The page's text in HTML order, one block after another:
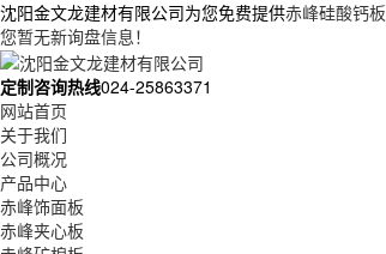
沈阳金文龙建材有限公司为您免费提供赤峰硅酸钙板
您暂无新询盘信息！
定制咨询热线024-25863371
网站首页
关于我们
公司概况
产品中心
赤峰饰面板
赤峰夹心板